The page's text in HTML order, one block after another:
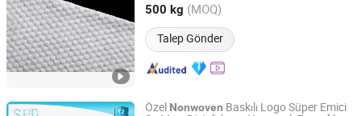
500 kg (MOQ)
Talep Gönder
Zhejiang, China Fiyat 2023
Özel Nonwoven Baskılı Logo Süper Emici